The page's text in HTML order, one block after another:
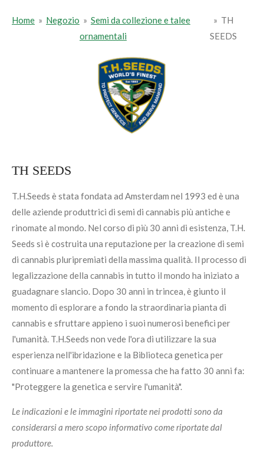
Home » Negozio » Semi da collezione e talee
ornamentali
» TH
SEEDS
TH SEEDS
T.H.Seeds è stata fondata ad Amsterdam nel 1993 ed è una
delle aziende produttrici di semi di cannabis più antiche e
rinomate al mondo. Nel corso di più 30 anni di esistenza, T.H.
Seeds si è costruita una reputazione per la creazione di semi
di cannabis pluripremiati della massima qualità. Il processo di
legalizzazione della cannabis in tutto il mondo ha iniziato a
guadagnare slancio. Dopo 30 anni in trincea, è giunto il
momento di esplorare a fondo la straordinaria pianta di
cannabis e sfruttare appieno i suoi numerosi benefici per
l'umanità. T.H.Seeds non vede l'ora di utilizzare la sua
esperienza nell'ibridazione e la Biblioteca genetica per
continuare a mantenere la promessa cheha fatto 30 anni fa:
"Proteggere la genetica e servire l'umanità".
Le indicazioni e le immagini riportate nei prodotti sono da
considerarsi a mero scopo informativo come riportate dal
produttore.